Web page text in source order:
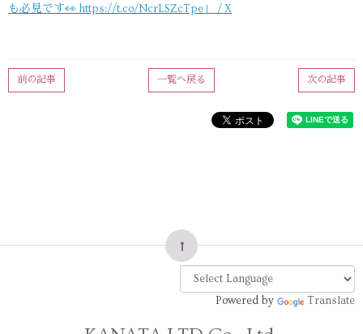
も必見です👀 https://t.co/NcrLSZcTpe」 / X
次の記事
一覧へ戻る
前の記事
Powered by Translate